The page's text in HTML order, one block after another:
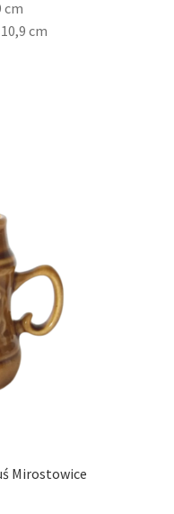
cm
cm
Mirostowice